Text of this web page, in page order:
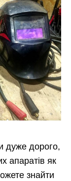
дуже дорого,
апаратів як
знайти